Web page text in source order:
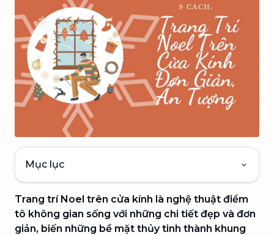
Mục lục
Trang trí Noel trên cửa kính là nghệ thuật điểm
tô không gian sống với những chi tiết đẹp và đơn
giản, biến những bề mặt thủy tinh thành khung